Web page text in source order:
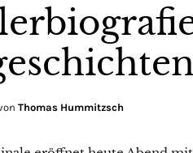
Thomas Hummitzsch